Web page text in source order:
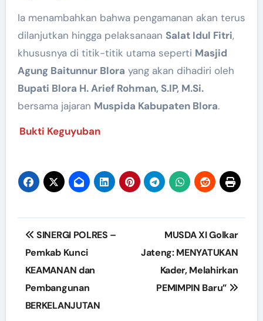
Ia menambahkan bahwa pengamanan akan terus
dilanjutkan hingga pelaksanaan Salat Idul Fitri,
khususnya di titik-titik utama seperti Masjid
Agung Baitunnur Blora yang akan dihadiri oleh
Bupati Blora H. Arief Rohman, S.IP, M.Si.
bersama jajaran Muspida Kabupaten Blora.
Bukti Keguyuban
Post
navigation
SINERGI POLRES –
Pemkab Kunci
KEAMANAN dan
Pembangunan
BERKELANJUTAN
MUSDA XI Golkar
Jateng: MENYATUKAN
Kader, Melahirkan
PEMIMPIN Baru”